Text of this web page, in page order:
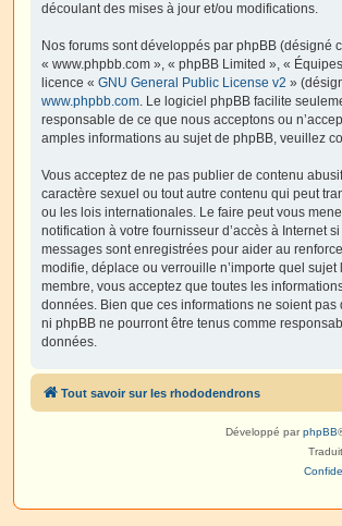
découlant des mises à jour et/ou modifications.
Nos forums sont développés par phpBB (désigné
« www.phpbb.com », « phpBB Limited », «
licence « GNU General Public License v2 »
www.phpbb.com. Le logiciel phpBB facilite
responsable de ce que nous acceptons ou
amples informations au sujet de phpBB, veuillez
Vous acceptez de ne pas publier de contenu
caractère sexuel ou tout autre contenu qui peut
ou les lois internationales. Le faire peut vous
notification à votre fournisseur d’accès à Internet
messages sont enregistrées pour aider au
modifie, déplace ou verrouille n’importe quel
membre, vous acceptez que toutes les
données. Bien que ces informations ne soient
ni phpBB ne pourront être tenus comme
données.
Tout savoir sur les rhododendrons
Développé parphpBB